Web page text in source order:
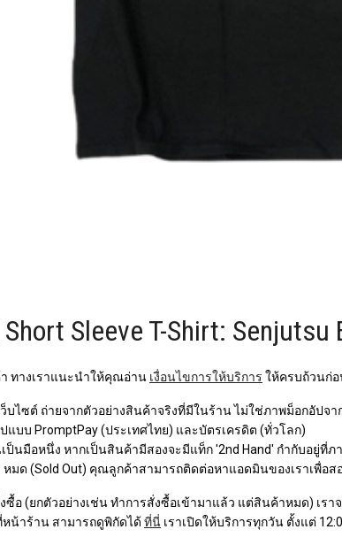
Short Sleeve T-Shirt: Senjutsu
ทางเราแนะนำให้คุณอ่าน เงื่อนไขการให้บริการ ให้ครบถ้วนก่
ไซต์ ถ่ายจากตัวอย่างสินค้าจริงที่มีในร้าน ไม่ใช่ภาพม็อกอัปจา
แบบ PromptPay (ประเทศไทย) และบัตรเครดิต (ทั่วโลก)
ป็นมือหนึ่ง หากเป็นสินค้ามีสองจะมีแท็ก '2nd Hand' กำกับอยู่ที่ภ
มด (Sold Out) คุณลูกค้าสามารถติดต่อหาแอดมินของเราเพื่อส
ซื้อ (ยกตัวอย่างเช่น ทำการสั่งซื้อเข้ามาแล้ว แต่สินค้าหมด) เ
หน้าร้าน สามารถดูพิกัดได้ ที่นี่ เราเปิดให้บริการทุกวัน ตั้งแต่